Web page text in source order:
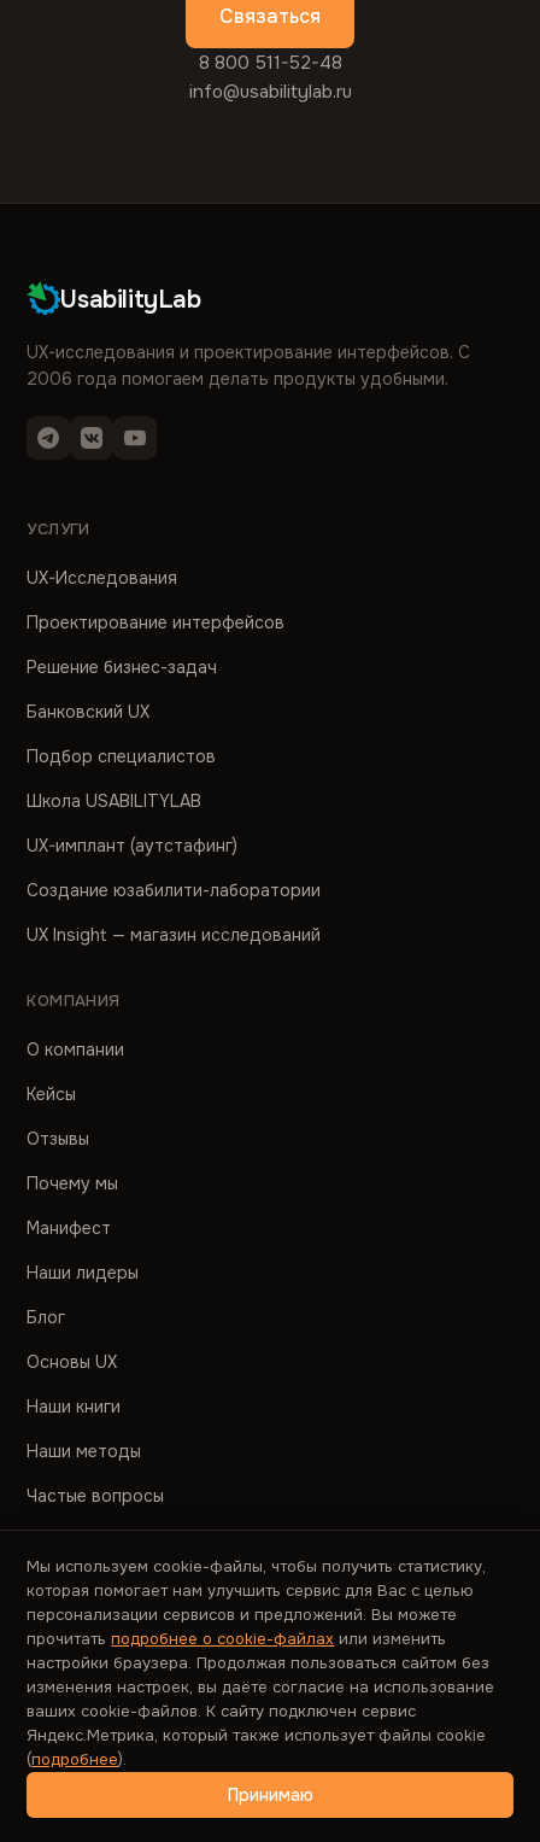
Связаться
8 800 511-52-48
info@usabilitylab.ru
UsabilityLab
UX-исследования и проектирование интерфейсов. С
2006 года помогаем делать продукты удобными.
УСЛУГИ
UX-Исследования
Проектирование интерфейсов
Решение бизнес-задач
Банковский UX
Подбор специалистов
Школа USABILITYLAB
UX-имплант (аутстафинг)
Создание юзабилити-лаборатории
UX Insight — магазин исследований
КОМПАНИЯ
О компании
Кейсы
Отзывы
Почему мы
Манифест
Наши лидеры
Блог
Основы UX
Наши книги
Наши методы
Частые вопросы
Карта сайта
КОНТАКТЫ
8 800 511-52-48
info@usabilitylab.ru
г. Москва, Берёзовая аллея, 14Бс4, офис 320
Мы используем cookie-файлы, чтобы получить статистику,
которая помогает нам улучшить сервис для Вас с целью
персонализации сервисов и предложений. Вы можете
прочитатьподробнее о cookie-файлах или изменить
настройки браузера. Продолжая пользоваться сайтом без
изменения настроек, вы даёте согласие на использование
ваших cookie-файлов. К сайту подключен сервис
Яндекс.Метрика, который также использует файлы cookie
(подробнее).
Принимаю